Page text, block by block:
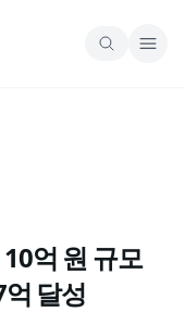
10억 원 규모
달성